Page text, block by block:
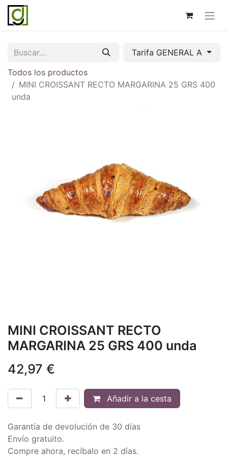
Tarifa GENERAL A
Todos los productos
MINI CROISSANT RECTO MARGARINA 25 GRS 400
unda
MINI CROISSANT RECTO
MARGARINA 25 GRS 400 unda
42,97 €
Añadir a la cesta
Garantía de devolución de 30 días
Envío gratuito.
Compre ahora, recíbalo en 2 días.